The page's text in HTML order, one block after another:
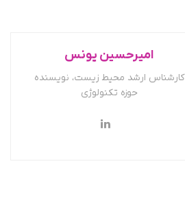
امیرحسین یونس
کارشناس ارشد محیط زیست، نویسنده
حوزه تکنولوژی